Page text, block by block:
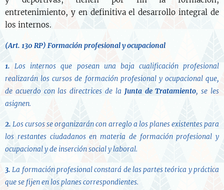
entretenimiento, y en definitiva el desarrollo integral de
los internos.
(Art. 130 RP) Formación profesional y ocupacional
1. Los internos que posean una baja cualificación profesional
realizarán los cursos de formación profesional y ocupacional que,
de acuerdo con las directrices de la Junta de Tratamiento, se les
asignen.
2. Los cursos se organizarán con arreglo a los planes existentes para
los restantes ciudadanos en materia de formación profesional y
ocupacional y de inserción social y laboral.
3. La formación profesional constará de las partes teórica y práctica
que se fijen en los planes correspondientes.